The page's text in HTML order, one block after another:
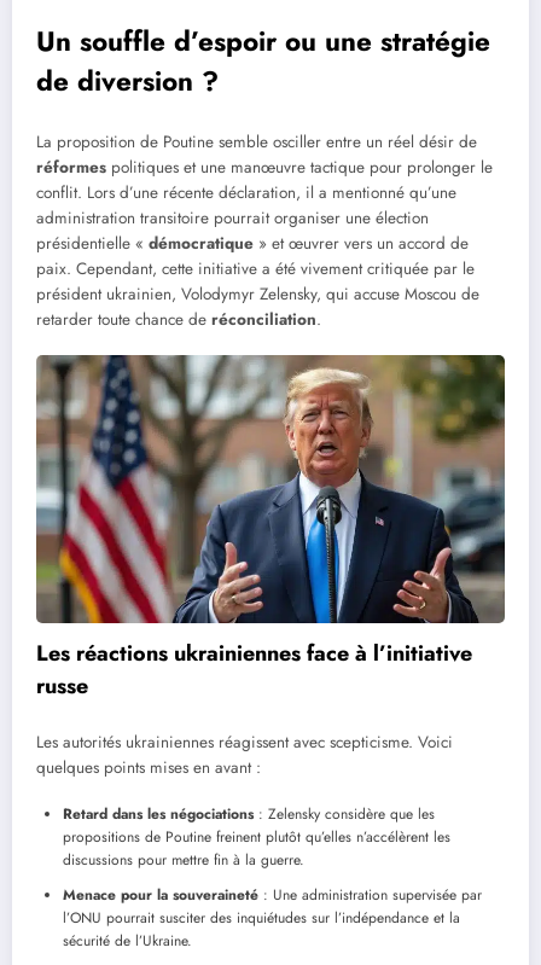
Un souffle d’espoir ou une stratégie
de diversion ?
La proposition de Poutine semble osciller entre un réel désir de
réformes politiques et une manœuvre tactique pour prolonger le
conflit. Lors d’une récente déclaration, il a mentionné qu’une
administration transitoire pourrait organiser une élection
présidentielle « démocratique » et œuvrer vers un accord de
paix. Cependant, cette initiative a été vivement critiquée par le
président ukrainien, Volodymyr Zelensky, qui accuse Moscou de
retarder toute chance de réconciliation.
Les réactions ukrainiennes face à l’initiative
russe
Les autorités ukrainiennes réagissent avec scepticisme. Voici
quelques points mises en avant :
Retard dans les négociations: Zelensky considère que les
propositions de Poutine freinent plutôt qu’elles n’accélèrent les
discussions pour mettre fin à la guerre.
Menace pour la souveraineté : Une administration supervisée par
l’ONU pourrait susciter des inquiétudes sur l’indépendance et la
sécurité de l’Ukraine.